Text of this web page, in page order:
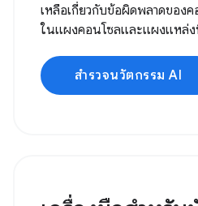
เหลือเกี่ยวกับข้อผิดพลาดของ
ในแผงคอนโซลและแผงแหล่ง
สำรวจนวัตกรรม AI